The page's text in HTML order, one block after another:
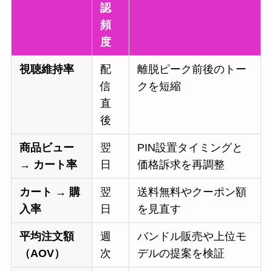
認
頻
度
視聴維持率
配
信
直
後
離脱ピーク前後のトー
クを短縮
商品ビュー
→ カート率
翌
日
PIN設置タイミングと
価格訴求を再調整
カート → 購
入率
翌
日
送料無料やクーポン額
を見直す
平均注文額
（AOV）
週
次
バンドル販売や上位モ
デルの提案を検証